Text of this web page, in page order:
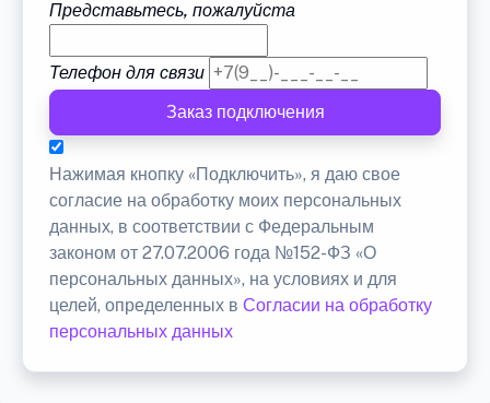
Представьтесь, пожалуйста
Телефон для связи
Заказ подключения
Нажимая кнопку «Подключить», я даю свое
согласие на обработку моих персональных
данных, в соответствии с Федеральным
законом от 27.07.2006 года №152-ФЗ «О
персональных данных», на условиях и для
целей, определенных в Согласии на обработку
персональных данных